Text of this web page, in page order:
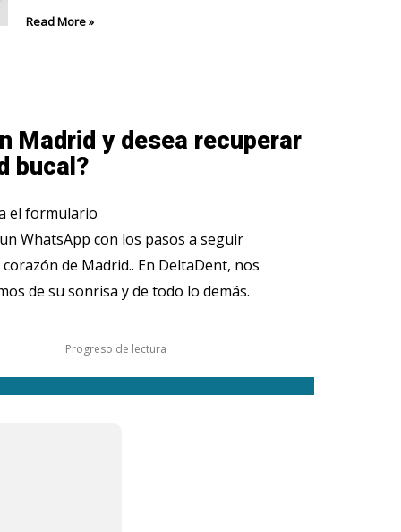
Read More »
Madrid y desea recuperar
bucal?
el formulario
WhatsApp con los pasos a seguir
de Madrid.. En DeltaDent, nos
de su sonrisa y de todo lo demás.
Progreso de lectura